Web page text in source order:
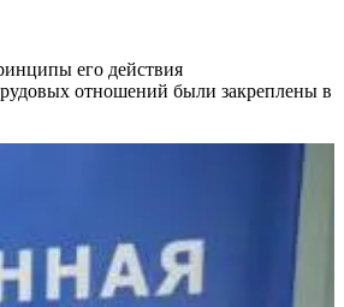
его действия
отношений были закреплены в